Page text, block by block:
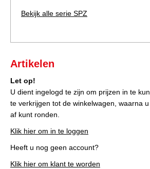
Bekijk alle serie SPZ
Artikelen
Let op!
U dient ingelogd te zijn om prijzen in te
te verkrijgen tot de winkelwagen, waarna
af kunt ronden.
Klik hier om in te loggen
Heeft u nog geen account?
Klik hier om klant te worden